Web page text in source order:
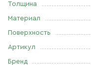
Толщина
Материал
Поверхность
Артикул
Бренд